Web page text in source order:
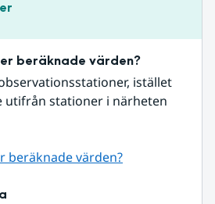
beräknade värden?
istället
utifrån stationer i närheten
beräknade värden?